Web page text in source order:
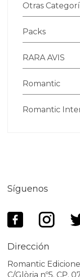
Otras
Packs
RARA AVIS
Romantic
Romantic
Síguenos
Dirección
Romantic
C/Glòria nº5. CP.